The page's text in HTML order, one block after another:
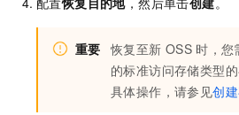
重要 恢复至新 OSS 时，您
的标准访问存储类型
具体操作，请参见创